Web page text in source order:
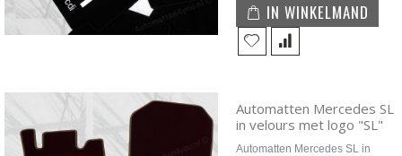
IN WINKELMAND
Automatten Mercedes SL
in velours met logo "SL"
Automatten Mercedes SL in